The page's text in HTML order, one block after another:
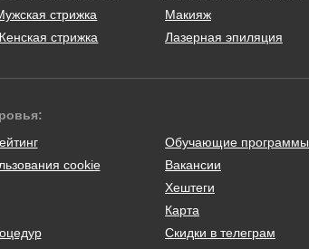
стрижка
стрижка
Макияж
Лазерная эпиляция
cookie
Обучающие программы
Вакансии
Хештеги
Карта
Скидки в телеграм